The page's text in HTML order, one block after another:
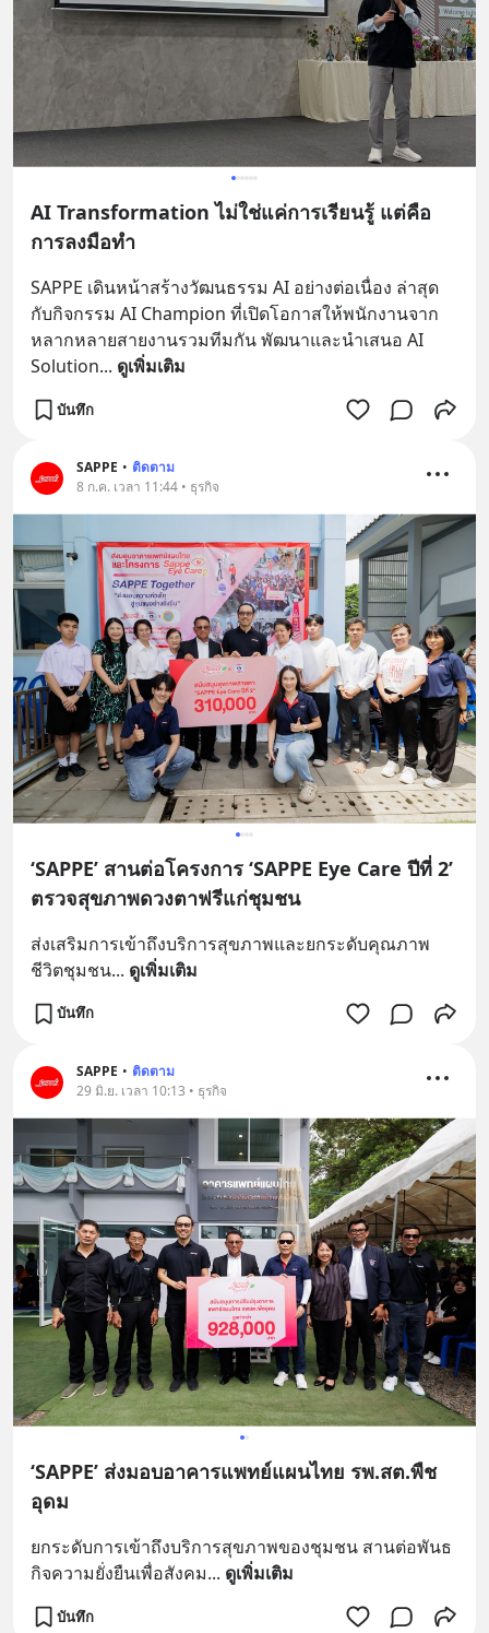
AI Transformation ไม่ใช่แค่การเรียนรู้ แต่คือ
การลงมือทำ
SAPPE เดินหน้าสร้างวัฒนธรรม AI อย่างต่อเนื่อง ล่าสุด
กับกิจกรรม AI Champion ที่เปิดโอกาสให้พนักงานจาก
หลากหลายสายงานรวมทีมกัน พัฒนาและนำเสนอ AI
Solution... ดูเพิ่มเติม
บันทึก
SAPPE • ติดตาม
8 ก.ค. เวลา 11:44 • ธุรกิจ
‘SAPPE’ สานต่อโครงการ ‘SAPPE Eye Care ปีที่ 2’
ตรวจสุขภาพดวงตาฟรีแก่ชุมชน
ส่งเสริมการเข้าถึงบริการสุขภาพและยกระดับคุณภาพ
ชีวิตชุมชน... ดูเพิ่มเติม
บันทึก
SAPPE • ติดตาม
29 มิ.ย. เวลา 10:13 • ธุรกิจ
‘SAPPE’ ส่งมอบอาคารแพทย์แผนไทย รพ.สต.พืช
อุดม
ยกระดับการเข้าถึงบริการสุขภาพของชุมชน สานต่อพันธ
กิจความยั่งยืนเพื่อสังคม... ดูเพิ่มเติม
บันทึก